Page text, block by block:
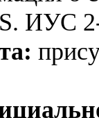
ИУС